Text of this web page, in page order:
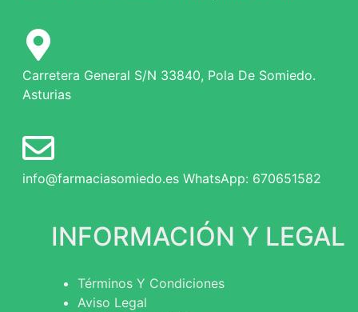
Carretera General S/N 33840, Pola De Somiedo.
Asturias
info@farmaciasomiedo.es WhatsApp: 670651582
INFORMACIÓN Y LEGAL
Términos Y Condiciones
Aviso Legal